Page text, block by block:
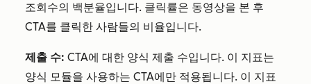
조회수의 백분율입니다. 클릭률은 동영상을 본 후
CTA를 클릭한 사람들의 비율입니다.
제출 수: CTA에 대한 양식 제출 수입니다. 이 지표는
양식 모듈을 사용하는 CTA에만 적용됩니다. 이 지표